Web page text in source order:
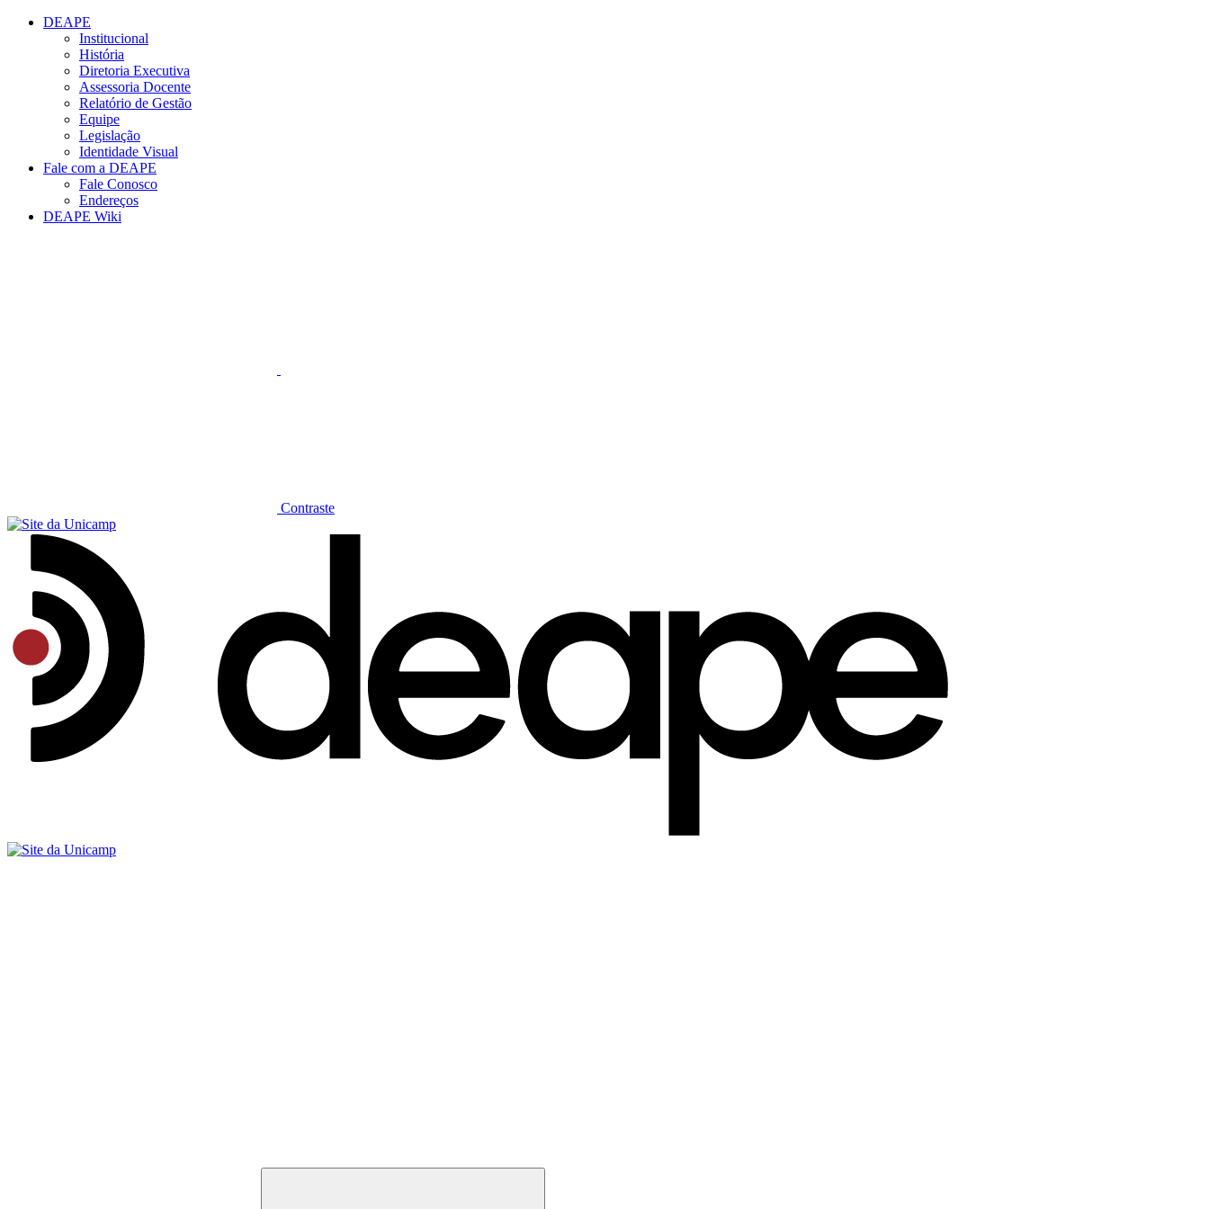
Conteúdo principal
DEAPE
Institucional
História
Diretoria Executiva
Assessoria Docente
Relatório de Gestão
Equipe
Legislação
Identidade Visual
Fale com a DEAPE
Fale Conosco
Endereços
DEAPE Wiki
Contraste